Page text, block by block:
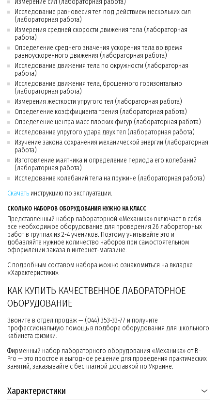
Измерение сил (лабораторная работа)
Исследование равновесия тел под действием нескольких сил
(лабораторная работа)
Измерения средней скорости движения тела (лабораторная
работа)
Определение среднего значения ускорения тела во время
равноускоренного движения (лабораторная работа)
Исследование движения тела по окружности (лабораторная
работа)
Исследование движения тела, брошенного горизонтально
(лабораторная работа)
Измерения жесткости упругого тел (лабораторная работа)
Определение коэффициента трения (лабораторная работа)
Определение центра масс плоских фигур (лабораторная работа)
Исследование упругого удара двух тел (лабораторная работа)
Изучение закона сохранения механической энергии (лабораторная
работа)
Изготовление маятника и определение периода его колебаний
(лабораторная работа)
Исследование колебаний тела на пружине (лабораторная работа)
Скачать инструкцию по эксплуатации.
СКОЛЬКО НАБОРОВ ОБОРУДОВАНИЯ НУЖНО НА КЛАСС
Представленный набор лабораторной «Механика» включает в себя
все необходимое оборудование для проведения 26 лабораторных
работ в группах из 2-4 учеников. Поэтому учитывайте это и
добавляйте нужное количество наборов при самостоятельном
оформлении заказа в интернет-магазине.
С подробным составом набора можно ознакомиться на вкладке
«Характеристики».
КАК КУПИТЬ КАЧЕСТВЕННОЕ ЛАБОРАТОРНОЕ
ОБОРУДОВАНИЕ
Звоните в отдел продаж — (044) 353-33-77 и получите
профессиональную помощь в подборе оборудования для школьного
кабинета физики.
Фирменный набор лабораторного оборудования «Механика» от B-
Pro — это простое и выгодное решение для проведения практических
занятий, заказывайте с бесплатной доставкой по Украине.
Характеристики